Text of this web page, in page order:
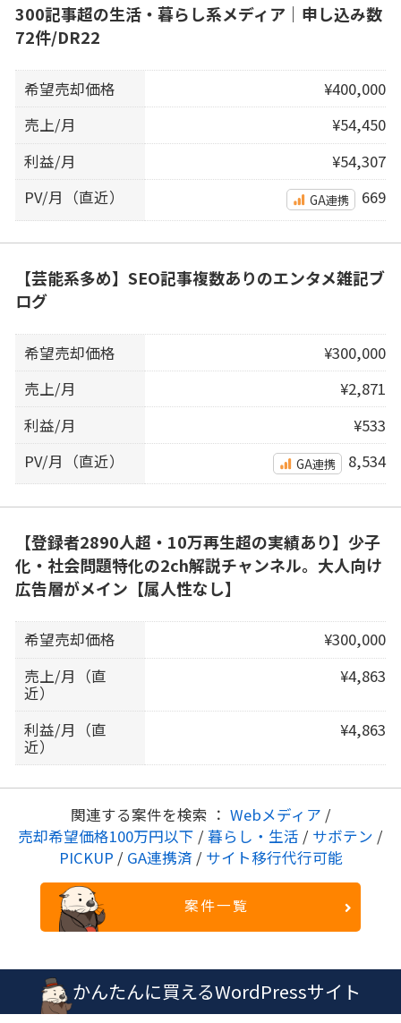
300記事超の生活・暮らし系メディア｜申し込み数
72件/DR22
希望売却価格
¥400,000
売上/月
¥54,450
利益/月
¥54,307
PV/月（直近）
GA連携 669
【芸能系多め】SEO記事複数ありのエンタメ雑記ブ
ログ
希望売却価格
¥300,000
売上/月
¥2,871
利益/月
¥533
PV/月（直近）
GA連携 8,534
【登録者2890人超・10万再生超の実績あり】少子
化・社会問題特化の2ch解説チャンネル。大人向け
広告層がメイン【属人性なし】
希望売却価格
¥300,000
売上/月（直
近）
¥4,863
利益/月（直
近）
¥4,863
関連する案件を検索 ： Webメディア /
売却希望価格100万円以下 / 暮らし・生活 / サボテン /
PICKUP / GA連携済 / サイト移行代行可能
案件一覧
かんたんに買えるWordPressサイト